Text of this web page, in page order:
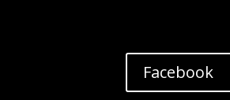
Facebook